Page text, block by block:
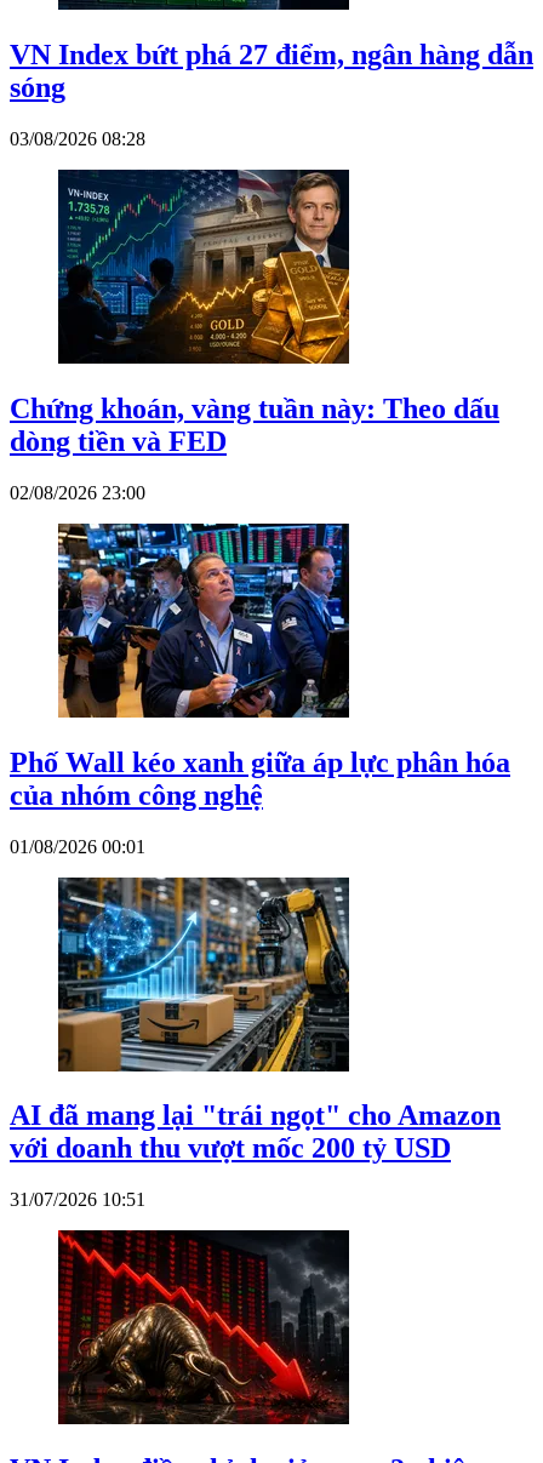
VN Index bứt phá 27 điểm, ngân hàng dẫn
sóng
03/08/2026 08:28
Chứng khoán, vàng tuần này: Theo dấu
dòng tiền và FED
02/08/2026 23:00
Phố Wall kéo xanh giữa áp lực phân hóa
của nhóm công nghệ
01/08/2026 00:01
AI đã mang lại "trái ngọt" cho Amazon
với doanh thu vượt mốc 200 tỷ USD
31/07/2026 10:51